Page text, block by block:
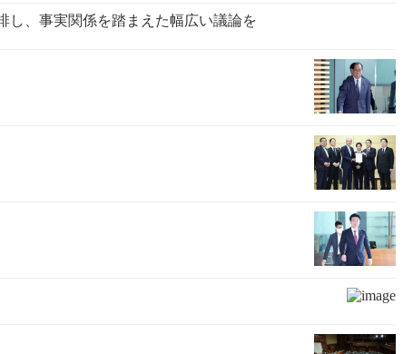
、事実関係を踏まえた幅広い議論を